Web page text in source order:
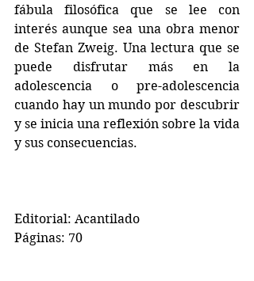
fábula filosófica que se lee con
interés aunque sea una obra menor
de Stefan Zweig. Una lectura que se
puede disfrutar más en la
adolescencia o pre-adolescencia
cuando hay un mundo por descubrir
y se inicia una reflexión sobre la vida
y sus consecuencias.
Editorial: Acantilado
Páginas: 70